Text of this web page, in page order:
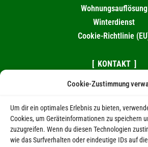
Cookie-Zustimmung
Um dir ein optimales Erlebnis zu bieten,
Cookies, um Geräteinformationen zu speichern
zuzugreifen. Wenn du diesen Technologien
wie das Surfverhalten oder eindeutige IDs auf
Wohnungsauflösung
Winterdienst
Cookie-Richtlinie
KONTAKT
0174 / 995 10 82
eMail schreiben
RECHTLICHES